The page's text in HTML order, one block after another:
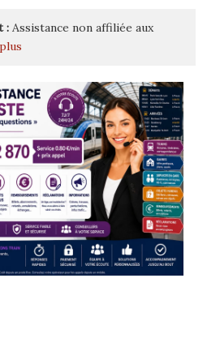
: Assistance non affiliée aux